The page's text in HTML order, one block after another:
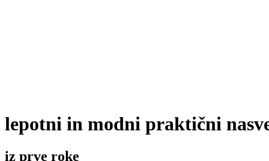
lepotni in modni praktični
iz prve roke